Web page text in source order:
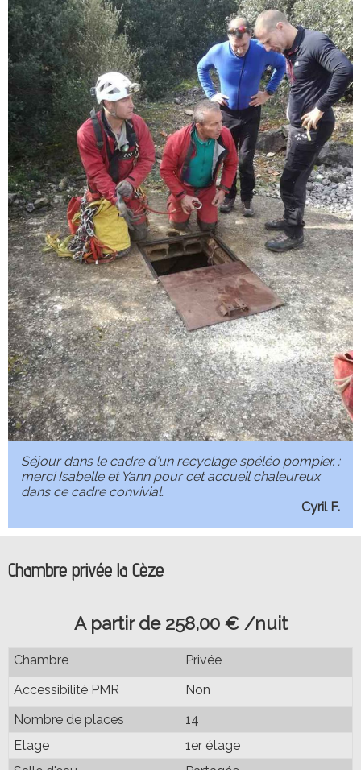
Séjour dans le cadre d'un recyclage spéléo pompier. :
merci Isabelle et Yann pour cet accueil chaleureux
dans ce cadre convivial.
Cyril F.
Chambre privée la Cèze
A partir de 258,00 € /nuit
Chambre
Privée
Accessibilité PMR
Non
Nombre de places
14
Etage
1er étage